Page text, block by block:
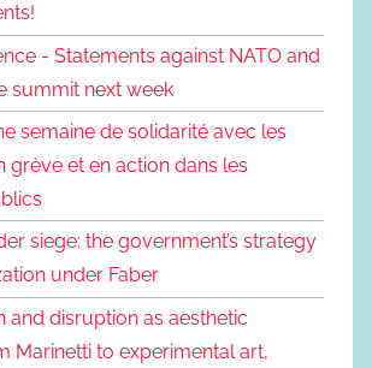
- Statements against NATO and
summit next week
semaine de solidarité avec les
grève et en action dans les
siege: the government’s strategy
under Faber
and disruption as aesthetic
Marinetti to experimental art,